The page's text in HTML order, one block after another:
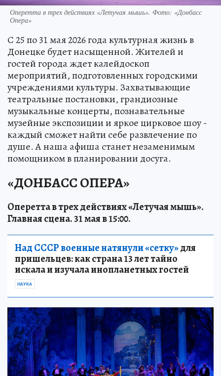
Оперетта в трех действиях «Летучая мышь». Фото: «Донбасс
Опера»
С 25 по 31 мая 2026 года культурная жизнь в
Донецке будет насыщенной. Жителей и
гостей города ждет калейдоскоп
мероприятий, подготовленных городскими
учреждениями культуры. Захватывающие
театральные постановки, грандиозные
музыкальные концерты, познавательные
музейные экспозиции и яркое цирковое шоу -
каждый сможет найти себе развлечение по
душе. А наша афиша станет незаменимым
помощником в планировании досуга.
«ДОНБАСС ОПЕРА»
Оперетта в трех действиях «Летучая мышь».
Главная сцена. 31 мая в 15:00.
Над СССР военные натянули «сетку»для
пришельцев: как страна 13 лет тайно
искала и изучала инопланетных гостей
НАУКА